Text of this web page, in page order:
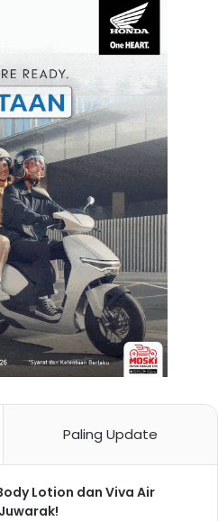
Paling Update
Lotion dan Viva Air